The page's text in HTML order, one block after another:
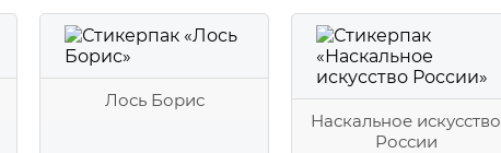
Лось Борис
Наскальное искусство
России